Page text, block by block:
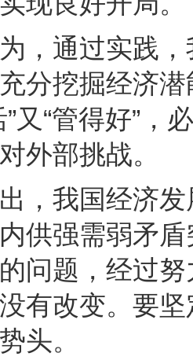
通过实践，
分挖掘经济
”又“管得好”
外部挑战。
我国经济发
供强需弱矛
问题，经过
有改变。要
头。